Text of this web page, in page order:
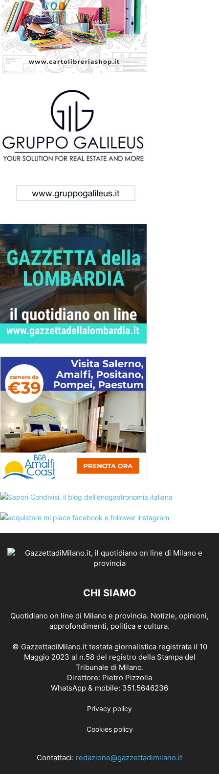
CHI SIAMO
Quotidiano on line di Milano e provincia. Notizie, opinioni,
approfondimenti, politica e cultura.
© GazzettadiMilano.it testata giornalistica registrata il 10
Maggio 2023 al n.58 del registro della Stampa del
Tribunale di Milano.
Direttore: Pietro Pizzolla
WhatsApp & mobile: 351.5646236
Privacy policy
Cookies policy
Contattaci: redazione@gazzettadimilano.it